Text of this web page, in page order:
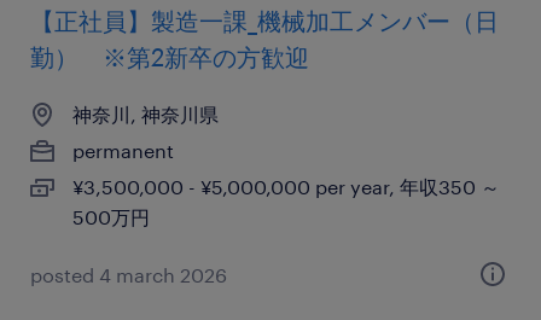
【正社員】製造一課_機械加工メンバー（日
勤） ※第2新卒の方歓迎
神奈川, 神奈川県
permanent
¥3,500,000 - ¥5,000,000 per year, 年収350 ～
500万円
posted 4 march 2026